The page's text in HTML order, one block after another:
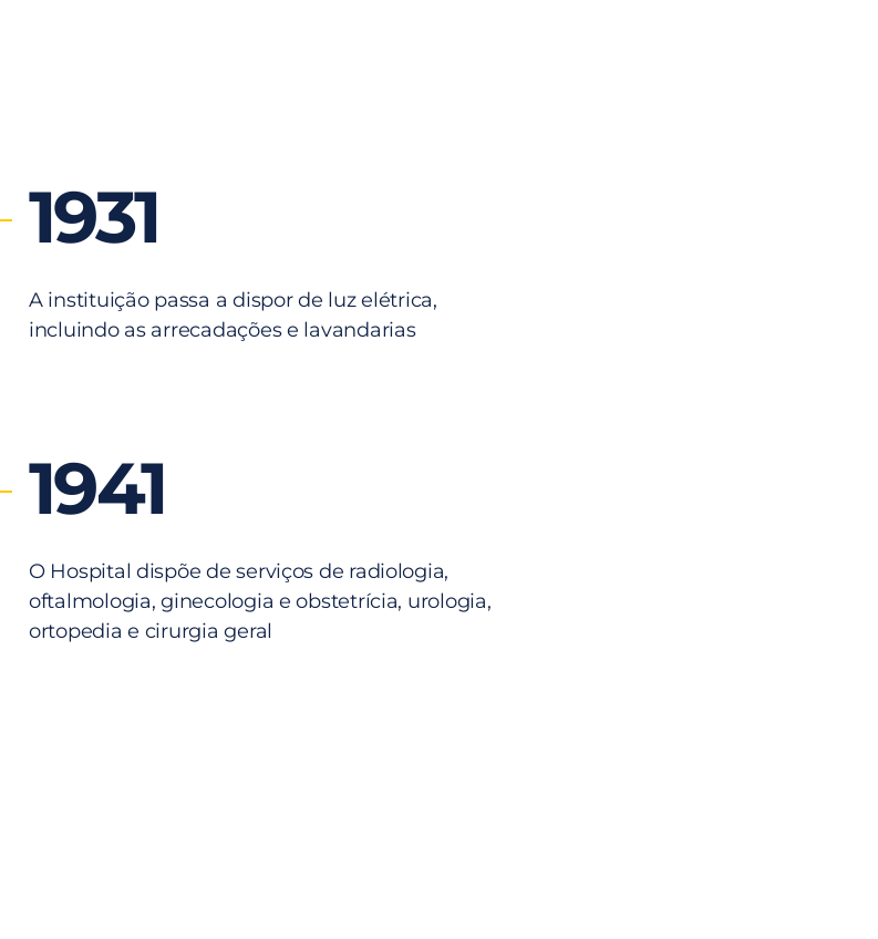
1931
A instituição passa a dispor de luz elétrica,
incluindo as arrecadações e lavandarias
1941
O Hospital dispõe de serviços de radiologia,
oftalmologia, ginecologia e obstetrícia, urologia,
ortopedia e cirurgia geral